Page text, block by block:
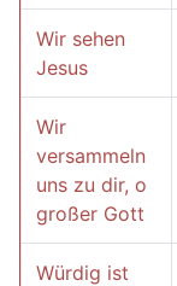
Wir sehen
Jesus
Wir
versammeln
uns zu dir, o
großer Gott
Würdig ist